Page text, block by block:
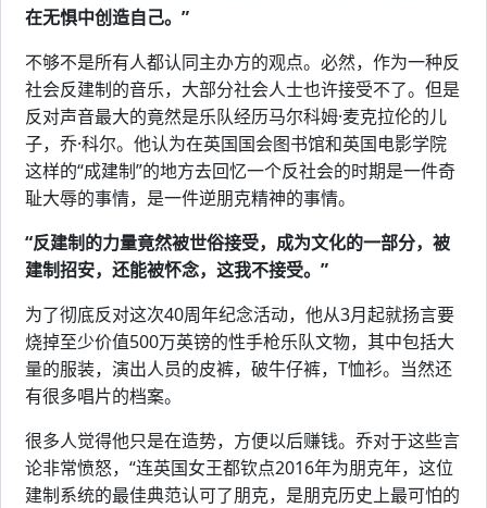
在无惧中创造自己。”
不够不是所有人都认同主办方的观点。必然，作为一种反
社会反建制的音乐，大部分社会人士也许接受不了。但是
反对声音最大的竟然是乐队经历马尔科姆·麦克拉伦的儿
子，乔·科尔。他认为在英国国会图书馆和英国电影学院
这样的“成建制”的地方去回忆一个反社会的时期是一件奇
耻大辱的事情，是一件逆朋克精神的事情。
“反建制的力量竟然被世俗接受，成为文化的一部分，被
建制招安，还能被怀念，这我不接受。”
为了彻底反对这次40周年纪念活动，他从3月起就扬言要
烧掉至少价值500万英镑的性手枪乐队文物，其中包括大
量的服装，演出人员的皮裤，破牛仔裤，T恤衫。当然还
有很多唱片的档案。
很多人觉得他只是在造势，方便以后赚钱。乔对于这些言
论非常愤怒，“连英国女王都钦点2016年为朋克年，这位
建制系统的最佳典范认可了朋克，是朋克历史上最可怕的